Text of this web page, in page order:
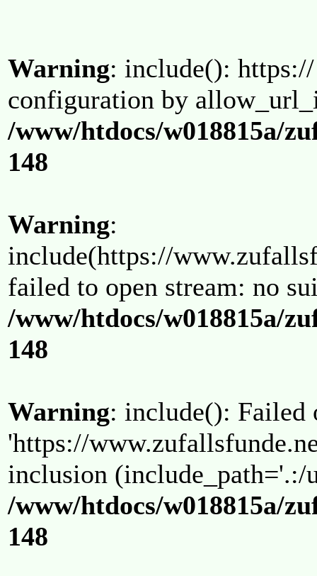
Warning: include():
configuration by
/www/htdocs/w018815a/
148
Warning:
include(https://
failed to open stream: no
/www/htdocs/w018815a/
148
Warning: include(): Failed
'https://
inclusion (include_path='.:/
/www/htdocs/w018815a/
148